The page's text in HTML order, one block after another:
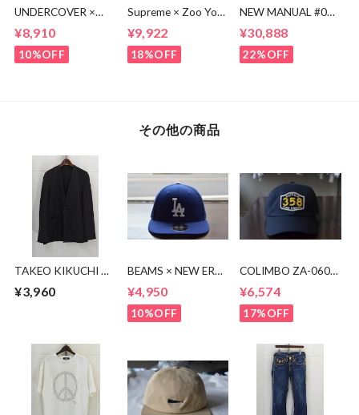
UNDERCOVER ×
KAWAMURA BEAR
TEE
¥8,910
10%OFF
Supreme × Zoo York
¥9,922
18%OFF
NEW MANUAL #017
JEANS / OW
¥30,888
22%OFF
その他の商品
TAKEO KIKUCHI ノ
¥3,960
BEAMS × NEW ERA
¥4,950
10%OFF
COLIMBO ZA-0605
Cap
¥6,574
17%OFF